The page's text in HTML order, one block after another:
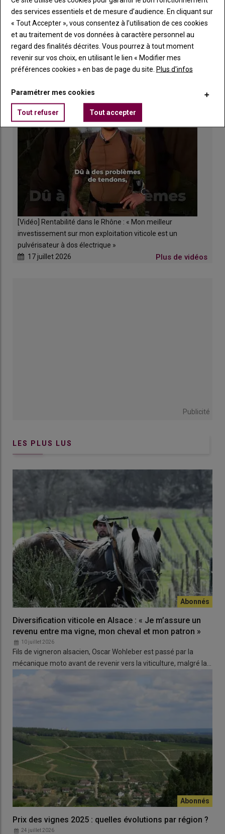
Botrytis : comment lutter contre cette maladie
30 juillet 2026
VIDÉOS
[Vidéo] Rentabilité dans le Rhône : « Mon meilleur
investissement sur mon exploitation viticole est un
pulvérisateur à dos électrique »
17 juillet 2026
Plus de vidéos
Publicité
LES PLUS LUS
Diversification viticole en Alsace : « Je m’assure un
revenu entre ma vigne, mon cheval et mon patron »
10 juillet 2026
Fils de vigneron alsacien, Oscar Wohleber est passé par la
mécanique moto avant de revenir vers la viticulture, malgré la…
Prix des vignes 2025 : quelles évolutions par région ?
24 juillet 2026
des services essentiels et de mesure d’audience. En cliquant sur
« Tout Accepter », vous consentez à l’utilisation de ces cookies
et au traitement de vos données à caractère personnel au
regard des finalités décrites. Vous pourrez à tout moment
revenir sur vos choix, en utilisant le lien « Modifier mes
préférences cookies » en bas de page du site. Plus d'infos
Paramétrer mes cookies
Tout refuser Tout accepter